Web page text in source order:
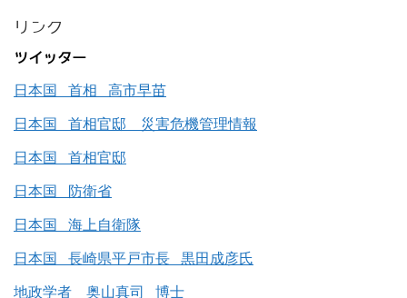
リンク
ツイッター
日本国 首相 高市早苗
日本国 首相官邸 災害危機管理情報
日本国 首相官邸
日本国 防衛省
日本国 海上自衛隊
日本国 長崎県平戸市長 黒田成彦氏
地政学者 奥山真司 博士